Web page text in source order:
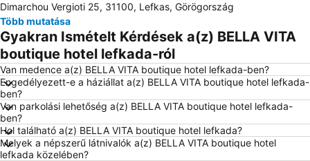
Archaeological Museum of Lefkada
Dimotiko Stadio Leukadas ''Platwnas Grigoris''
Beach of Agios Ioannis
Perigiali
Daily cruises from Lefkada
Agiofili
Traditional Settlement of Agios Ioannis
Beach Ammoudia
Pefkoulia
Kathisma
Mytikas
Ancient Nikopolis
Monolithi
Spilia Tou Papanicoli
Loutsa
Dimarchou Vergioti 25, 31100, Lefkas, Görögország
Több mutatása
Gyakran Ismételt Kérdések a(z) BELLA VITA
boutique hotel lefkada-ról
Van medence a(z) BELLA VITA boutique hotel lefkada-ben?
Engedélyezett-e a háziállat a(z) BELLA VITA boutique hotel lefkada-
ben?
Van parkolási lehetőség a(z) BELLA VITA boutique hotel lefkada-
ben?
Hol található a(z) BELLA VITA boutique hotel lefkada?
Melyek a népszerű látnivalók a(z) BELLA VITA boutique hotel
lefkada közelében?